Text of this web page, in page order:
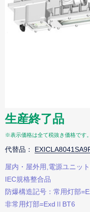
生産終了品
※表示価格は全て税抜き価格です。
代替品：
屋内・屋外用,電源ユニッ
IEC規格整合品
防爆構造記号：常用灯部
非常用灯部=ExdⅡBT6